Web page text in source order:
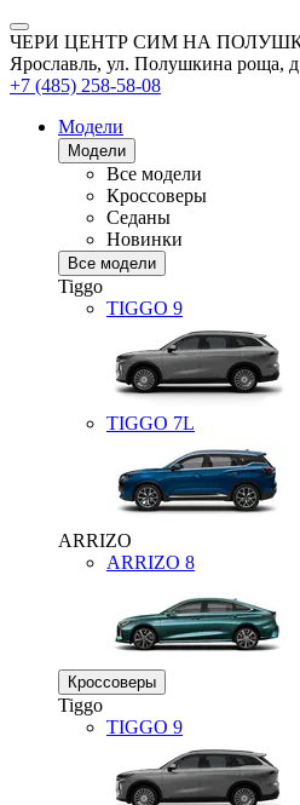
ЧЕРИ ЦЕНТР СИМ НА
Ярославль, ул. Полушкина роща,
+7 (485) 258-58-08
Модели
Модели
Все модели
Кроссоверы
Седаны
Новинки
Все модели
Tiggo
TIGGO 9
TIGGO 7L
ARRIZO
ARRIZO 8
Кроссоверы
Tiggo
TIGGO 9